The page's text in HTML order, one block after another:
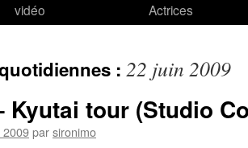
vidéo
Actrices
: 22 juin 2009
Kyutai tour (Studio
2009parsironimo